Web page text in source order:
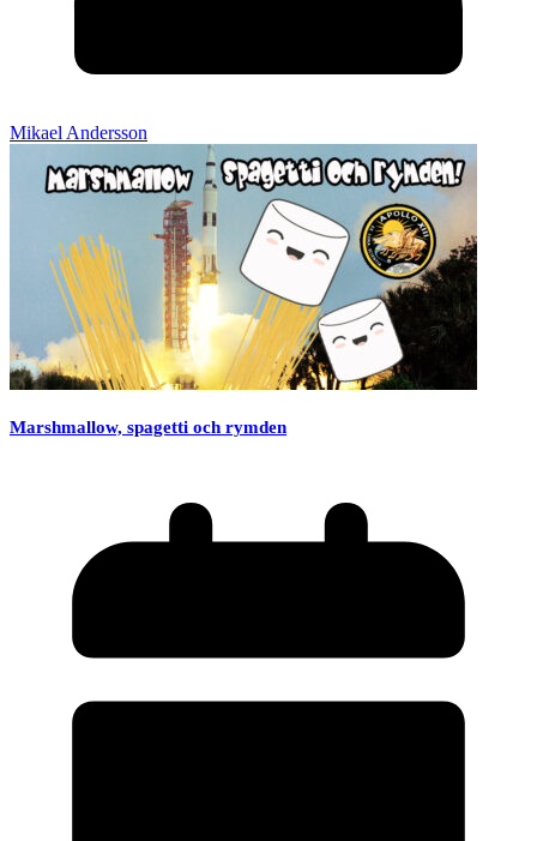
Mikael Andersson
Marshmallow, spagetti och rymden